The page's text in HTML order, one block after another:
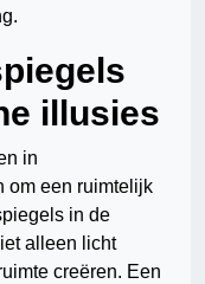
illusies
in
om een ruimtelijk
in de
alleen licht
creëren. Een